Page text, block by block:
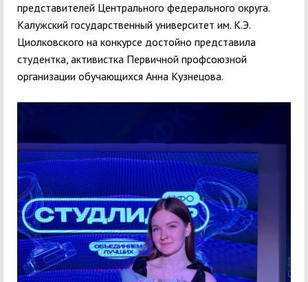
представителей Центрального федерального округа.
Калужский государственный университет им. К.Э.
Циолковского на конкурсе достойно представила
студентка, активистка Первичной профсоюзной
организации обучающихся Анна Кузнецова.